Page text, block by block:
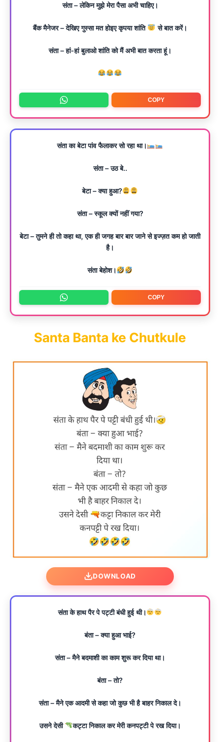
संता – लेकिन मुझे मेरा पैसा अभी चाहिए।
बैंक मैनेजर – देखिए गुस्सा मत होइए कृपया शांति से बात करें।
संता – हां-हां बुलाओ शांति को मैं अभी बात करता हूं।
COPY
संता का बेटा पांव फैलाकर सो रहा था।
संता – उठ बे..
बेटा – क्या हुआ?
संता – स्कूल क्यों नहीं गया?
बेटा – तुमने ही तो कहा था, एक ही जगह बार बार जाने से इज्ज़त कम हो जाती
है।
संता बेहोश।
COPY
Santa Banta ke Chutkule
DOWNLOAD
संता के हाथ पैर पे पट्टी बंधी हुई थी।
बंता – क्या हुआ भाई?
संता – मैने बदमाशी का काम शुरू कर दिया था।
बंता – तो?
संता – मैने एक आदमी से कहा जो कुछ भी है बाहर निकाल दे।
उसने देसी कट्टा निकाल कर मेरी कनपट्टी पे रख दिया।